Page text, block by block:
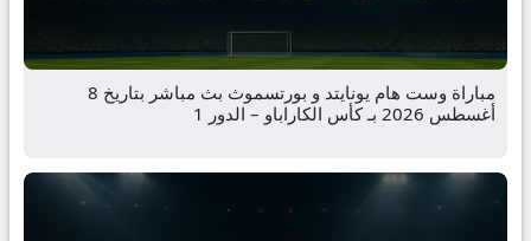
مباراة وست هام يونايتد و بورتسموث بث مباشر بتاريخ 8
أغسطس 2026 بـ كأس الكاراباو – الدور 1